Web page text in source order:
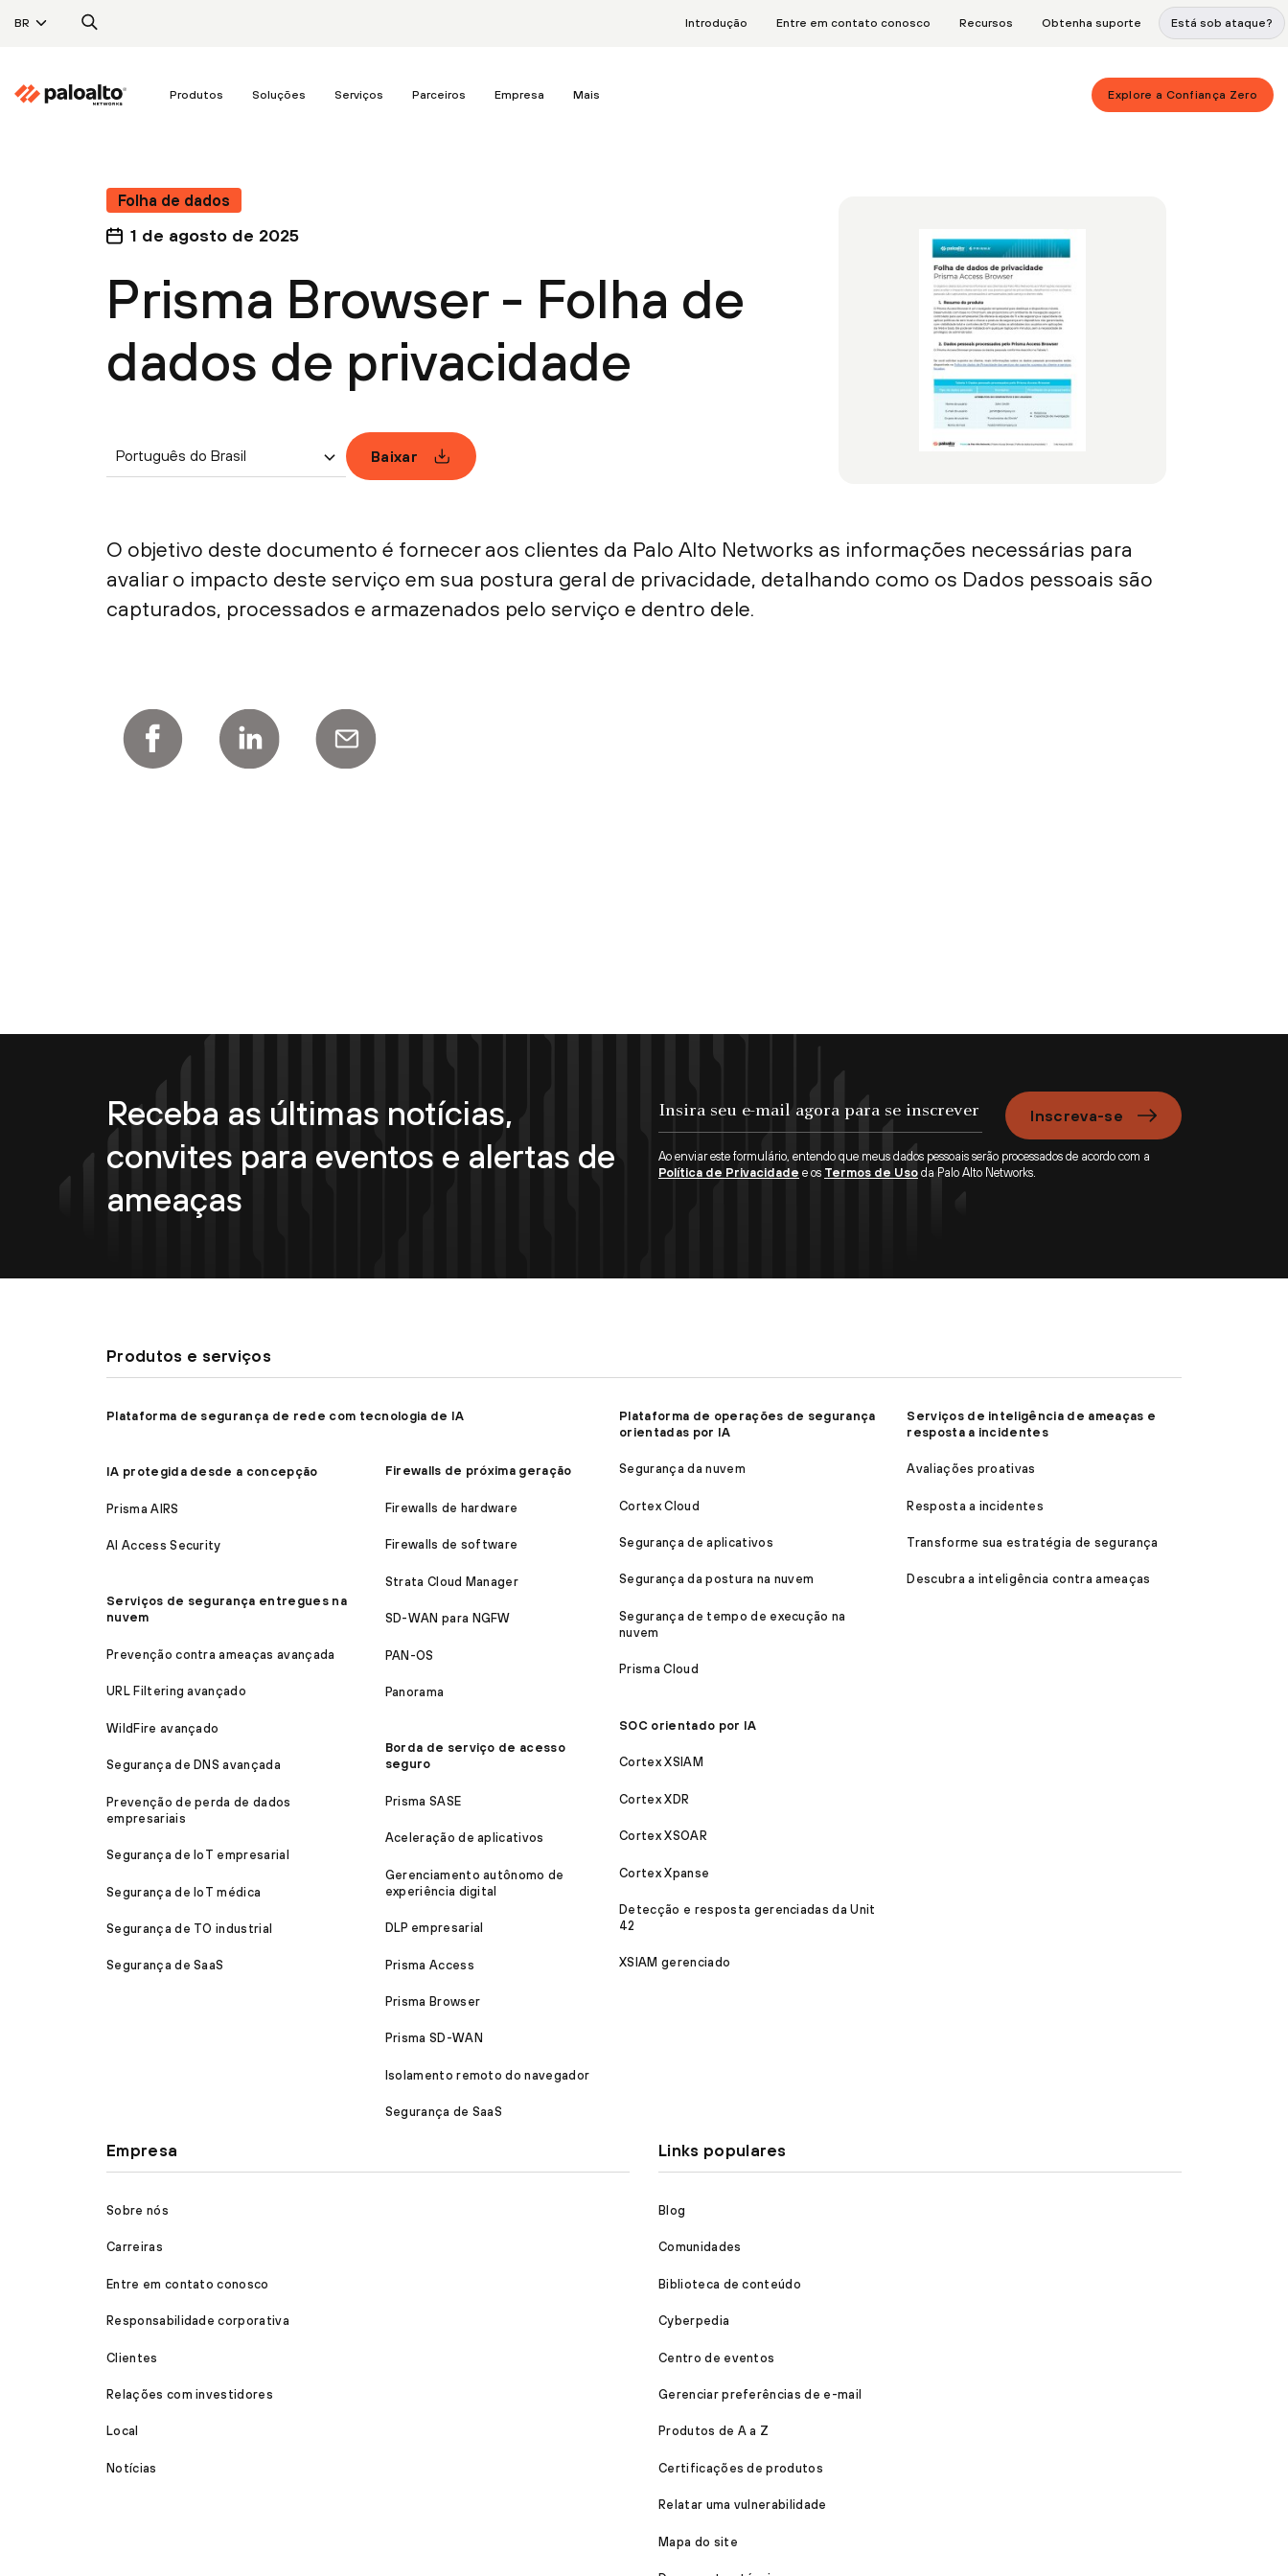
BR Introdução Entre em contato conosco Recursos Obtenha suporte Está sob ataque?
Produtos Soluções Serviços Parceiros Empresa Mais Explore a Confiança Zero
Folha de dados
1 de agosto de 2025
Prisma Browser - Folha de
dados de privacidade
Português do Brasil Baixar
O objetivo deste documento é fornecer aos clientes da Palo Alto Networks as informações necessárias para
avaliar o impacto deste serviço em sua postura geral de privacidade, detalhando como os Dados pessoais são
capturados, processados e armazenados pelo serviço e dentro dele.
Receba as últimas notícias,
convites para eventos e alertas de
ameaças
Inscreva-se
Ao enviar este formulário, entendo que meus dados pessoais serão processados de acordo com a
Política de Privacidade e os Termos de Uso da Palo Alto Networks.
Produtos e serviços
Plataforma de segurança de rede com tecnologia de IA
IA protegida desde a concepção
Prisma AIRS
AI Access Security
Serviços de segurança entregues na
nuvem
Prevenção contra ameaças avançada
URL Filtering avançado
WildFire avançado
Segurança de DNS avançada
Prevenção de perda de dados
empresariais
Segurança de IoT empresarial
Segurança de IoT médica
Segurança de TO industrial
Segurança de SaaS
Firewalls de próxima geração
Firewalls de hardware
Firewalls de software
Strata Cloud Manager
SD-WAN para NGFW
PAN-OS
Panorama
Borda de serviço de acesso
seguro
Prisma SASE
Aceleração de aplicativos
Gerenciamento autônomo de
experiência digital
DLP empresarial
Prisma Access
Prisma Browser
Prisma SD-WAN
Isolamento remoto do navegador
Segurança de SaaS
Plataforma de operações de segurança
orientadas por IA
Segurança da nuvem
Cortex Cloud
Segurança de aplicativos
Segurança da postura na nuvem
Segurança de tempo de execução na
nuvem
Prisma Cloud
SOC orientado por IA
Cortex XSIAM
Cortex XDR
Cortex XSOAR
Cortex Xpanse
Detecção e resposta gerenciadas da Unit
42
XSIAM gerenciado
Serviços de inteligência de ameaças e
resposta a incidentes
Avaliações proativas
Resposta a incidentes
Transforme sua estratégia de segurança
Descubra a inteligência contra ameaças
Empresa
Sobre nós
Carreiras
Entre em contato conosco
Responsabilidade corporativa
Clientes
Relações com investidores
Local
Notícias
Links populares
Blog
Comunidades
Biblioteca de conteúdo
Cyberpedia
Centro de eventos
Gerenciar preferências de e-mail
Produtos de A a Z
Certificações de produtos
Relatar uma vulnerabilidade
Mapa do site